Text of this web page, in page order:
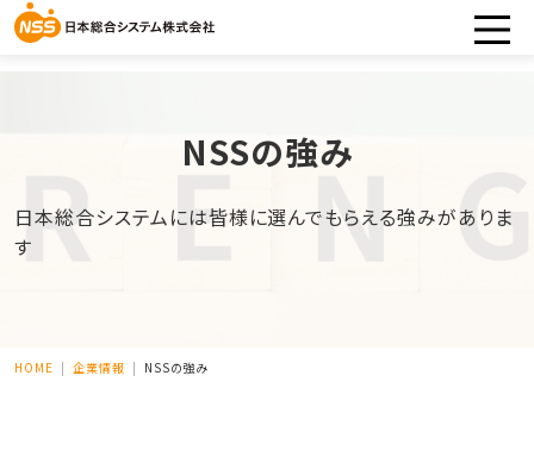
NSSの強み
日本総合システムには皆様に選んでもらえる強みがありま
す
HOME 企業情報 NSSの強み